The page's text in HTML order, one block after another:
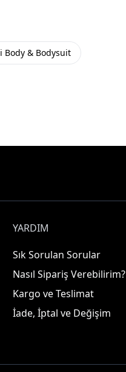
& Bodysuit
YARDIM
Sık Sorulan Sorular
Nasıl Sipariş Verebilirim?
Kargo ve Teslimat
İade, İptal ve Değişim